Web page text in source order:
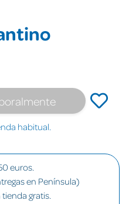
habitual.
euros.
en Península)
gratis.